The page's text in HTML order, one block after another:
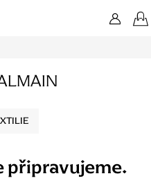
připravujeme.